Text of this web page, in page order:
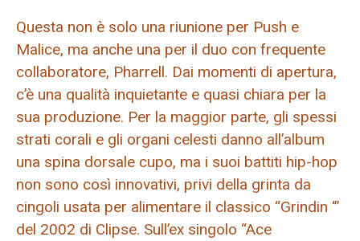
Questa non è solo una riunione per Push e
Malice, ma anche una per il duo con frequente
collaboratore, Pharrell. Dai momenti di apertura,
c’è una qualità inquietante e quasi chiara per la
sua produzione. Per la maggior parte, gli spessi
strati corali e gli organi celesti danno all’album
una spina dorsale cupo, ma i suoi battiti hip-hop
non sono così innovativi, privi della grinta da
cingoli usata per alimentare il classico “Grindin ‘”
del 2002 di Clipse. Sull’ex singolo “Ace